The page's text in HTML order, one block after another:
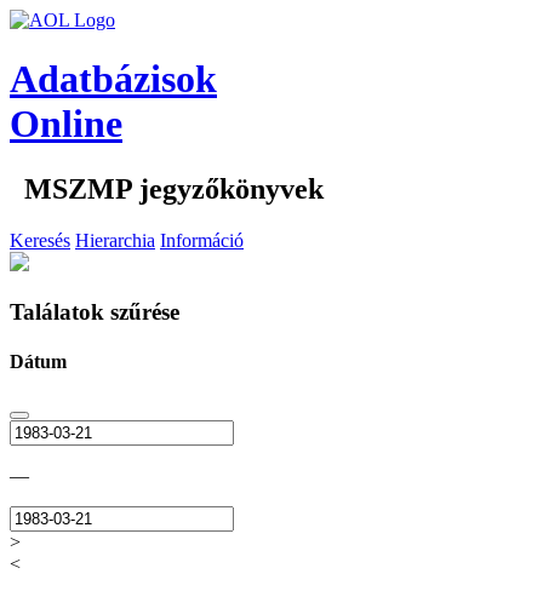
Adatbázisok
Online
MSZMP jegyzőkönyvek
Keresés Hierarchia Információ
Találatok szűrése
Dátum
—
>
<